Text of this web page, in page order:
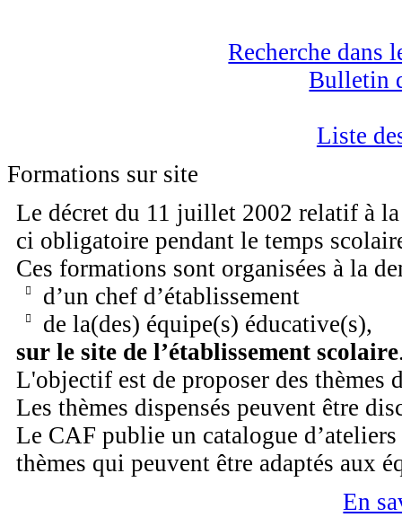
Recherche dans
Bulletin
Liste
Formations sur site
Le décret du 11 juillet 2002 relatif à
ci obligatoire pendant le temps
Ces formations sont organisées à la
d’un chef d’établissement
de la(des) équipe(s) éducative(s),
sur le site de l’établissement scolaire
L'objectif est de proposer des thèmes
Les thèmes dispensés peuvent être
Le CAF publie un catalogue
thèmes qui peuvent être adaptés aux
En